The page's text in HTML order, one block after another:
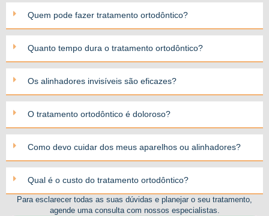
Quem pode fazer tratamento ortodôntico?
Quanto tempo dura o tratamento ortodôntico?
Os alinhadores invisíveis são eficazes?
O tratamento ortodôntico é doloroso?
Como devo cuidar dos meus aparelhos ou alinhadores?
Qual é o custo do tratamento ortodôntico?
Para esclarecer todas as suas dúvidas e planejar o seu tratamento,
agende uma consulta com nossos especialistas.